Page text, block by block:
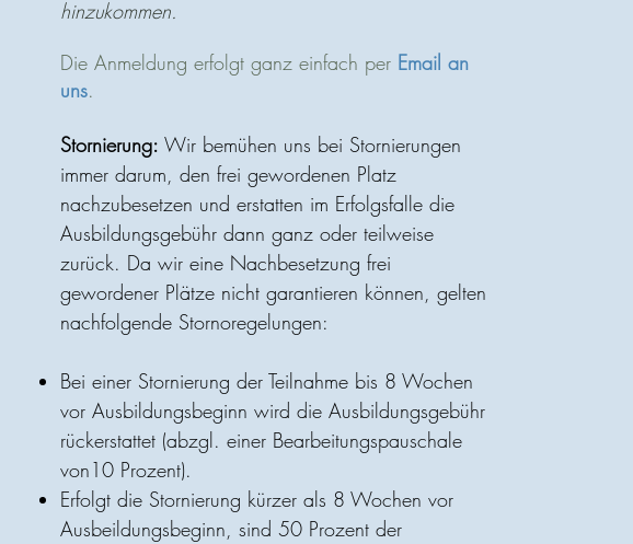
hinzukommen.
Die Anmeldung erfolgt ganz einfach per Email an
uns.
Stornierung:Wir bemühen uns bei Stornierungen
immer darum, den frei gewordenen Platz
nachzubesetzen und erstatten im Erfolgsfalle die
Ausbildungsgebühr dann ganz oder teilweise
zurück. Da wir eine Nachbesetzung frei
gewordener Plätze nicht garantieren können, gelten
nachfolgende Stornoregelungen:
Bei einer Stornierung der Teilnahme bis 8 Wochen
vor Ausbildungsbeginn wird die Ausbildungsgebühr
rückerstattet (abzgl. einer Bearbeitungspauschale
von10 Prozent).
Erfolgt die Stornierung kürzer als 8 Wochen vor
Ausbeildungsbeginn, sind 50 Prozent der